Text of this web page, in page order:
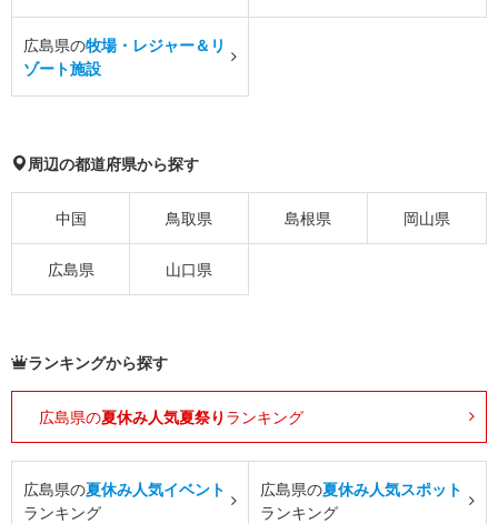
広島県の牧場・レジャー＆リ
ゾート施設
周辺の都道府県から探す
中国 鳥取県 島根県 岡山県
広島県 山口県
ランキングから探す
広島県の夏休み人気夏祭り ランキング
広島県の夏休み人気イベント
ランキング
広島県の夏休み人気スポット
ランキング